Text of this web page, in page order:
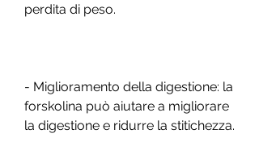
perdita di peso.
- Miglioramento della digestione: la
forskolina può aiutare a migliorare
la digestione e ridurre la stitichezza.